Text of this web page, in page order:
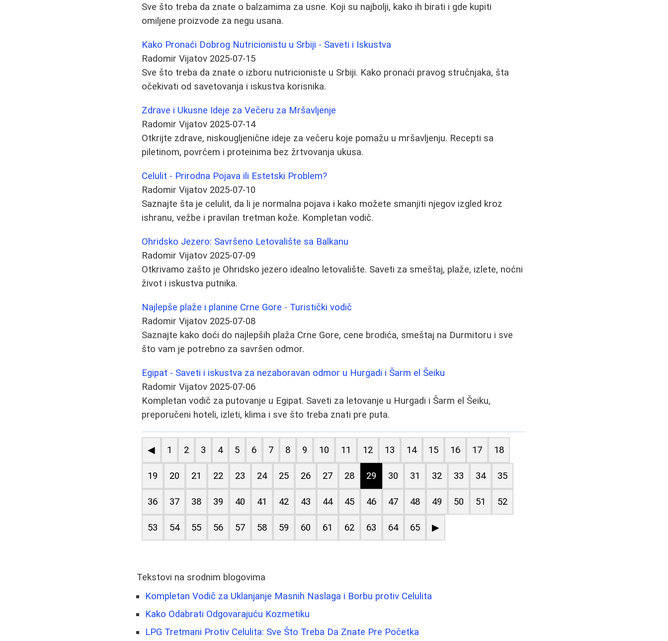
Sve što treba da znate o balzamima za usne. Koji su najbolji, kako ih birati i gde kupiti
omiljene proizvode za negu usana.
Kako Pronaći Dobrog Nutricionistu u Srbiji - Saveti i Iskustva
Radomir Vijatov 2025-07-15
Sve što treba da znate o izboru nutricioniste u Srbiji. Kako pronaći pravog stručnjaka, šta
očekivati od savetovanja i iskustva korisnika.
Zdrave i Ukusne Ideje za Večeru za Mršavljenje
Radomir Vijatov 2025-07-14
Otkrijte zdrave, niskougljenične ideje za večeru koje pomažu u mršavljenju. Recepti sa
piletinom, povrćem i proteinima bez žrtvovanja ukusa.
Celulit - Prirodna Pojava ili Estetski Problem?
Radomir Vijatov 2025-07-10
Saznajte šta je celulit, da li je normalna pojava i kako možete smanjiti njegov izgled kroz
ishranu, vežbe i pravilan tretman kože. Kompletan vodič.
Ohridsko Jezero: Savršeno Letovalište sa Balkanu
Radomir Vijatov 2025-07-09
Otkrivamo zašto je Ohridsko jezero idealno letovalište. Saveti za smeštaj, plaže, izlete, noćni
život i iskustva putnika.
Najlepše plaže i planine Crne Gore - Turistički vodič
Radomir Vijatov 2025-07-08
Saznajte kako doći do najlepših plaža Crne Gore, cene brodića, smeštaj na Durmitoru i sve
što vam je potrebno za savršen odmor.
Egipat - Saveti i iskustva za nezaboravan odmor u Hurgadi i Šarm el Šeiku
Radomir Vijatov 2025-07-06
Kompletan vodič za putovanje u Egipat. Saveti za letovanje u Hurgadi i Šarm el Šeiku,
preporučeni hoteli, izleti, klima i sve što treba znati pre puta.
◀ 1 2 3 4 5 6 7 8 9 10 11 12 13 14 15 16 17 18
19 20 21 22 23 24 25 26 27 28 29 30 31 32 33 34 35
36 37 38 39 40 41 42 43 44 45 46 47 48 49 50 51 52
53 54 55 56 57 58 59 60 61 62 63 64 65 ▶
Tekstovi na srodnim blogovima
Kompletan Vodič za Uklanjanje Masnih Naslaga i Borbu protiv Celulita
Kako Odabrati Odgovarajuću Kozmetiku
LPG Tretmani Protiv Celulita: Sve Što Treba Da Znate Pre Početka